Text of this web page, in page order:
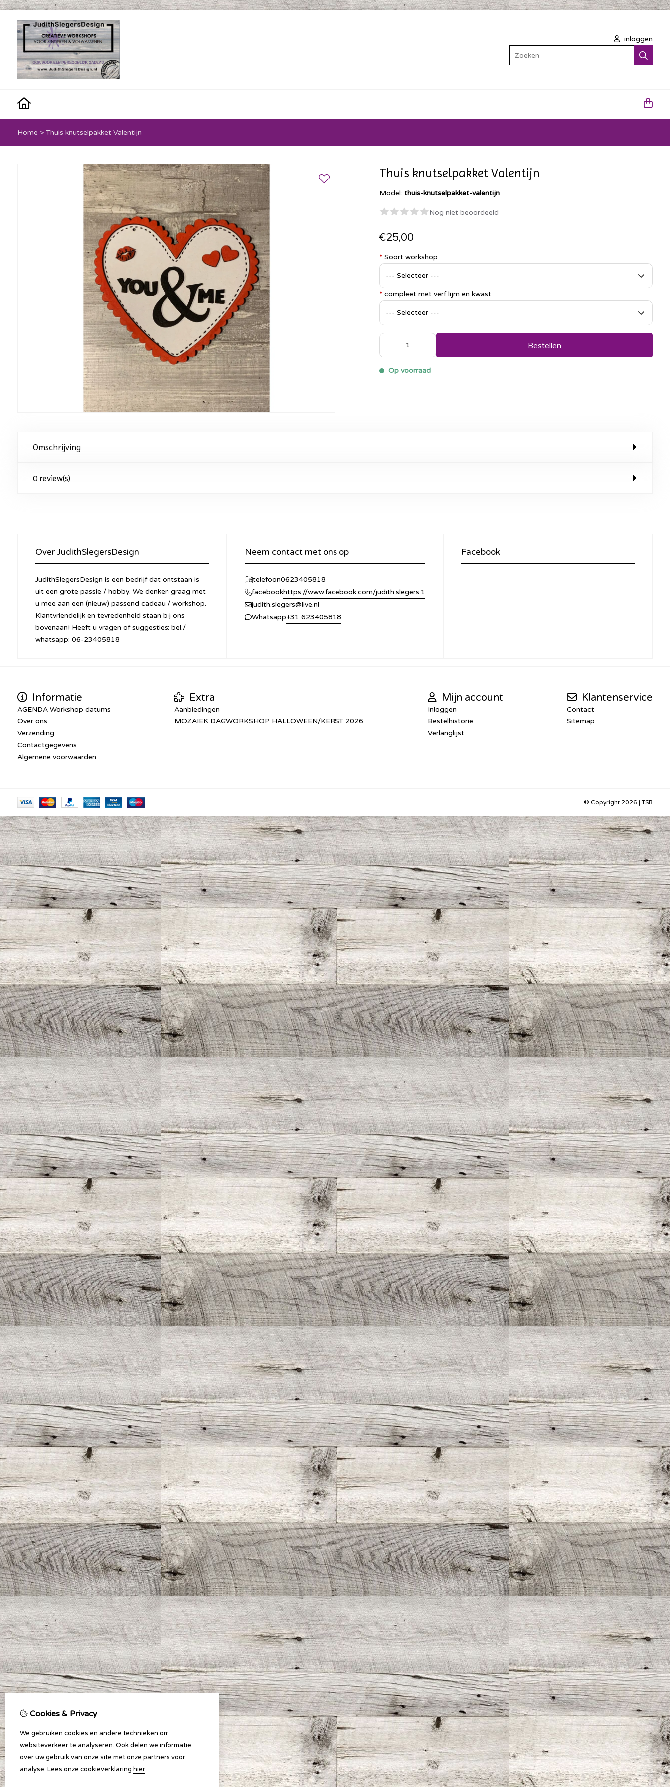
inloggen
Home > Thuis knutselpakket Valentijn
Thuis knutselpakket Valentijn
Model:thuis-knutselpakket-valentijn
Nog niet beoordeeld
€25,00
* Soort workshop
* compleet met verf lijm en kwast
Bestellen
Op voorraad
Omschrijving
0 review(s)
Over JudithSlegersDesign
JudithSlegersDesign is een bedrijf dat ontstaan is
uit een grote passie / hobby. We denken graag met
u mee aan een (nieuw) passend cadeau / workshop.
Klantvriendelijk en tevredenheid staan bij ons
bovenaan! Heeft u vragen of suggesties: bel./
whatsapp: 06-23405818
Neem contact met ons op
telefoon0623405818
facebookhttps://www.facebook.com/judith.slegers.1
judith.slegers@live.nl
Whatsapp+31 623405818
Facebook
Informatie
AGENDA Workshop datums
Over ons
Verzending
Contactgegevens
Algemene voorwaarden
Extra
Aanbiedingen
MOZAIEK DAGWORKSHOP HALLOWEEN/KERST 2026
Mijn account
Inloggen
Bestelhistorie
Verlanglijst
Klantenservice
Contact
Sitemap
© Copyright 2026 | TSB
Cookies & Privacy
We gebruiken cookies en andere technieken om
websiteverkeer te analyseren. Ook delen we informatie
over uw gebruik van onze site met onze partners voor
analyse. Lees onze cookieverklaring hier